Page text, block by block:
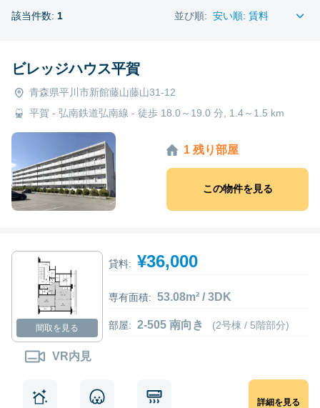
該当件数: 1 並び順:
ビレッジハウス平賀
青森県平川市新館藤山藤山31-12
平賀 - 弘南鉄道弘南線 - 徒歩 18.0～19.0 分, 1.4～1.5 km
1 残り部屋
この物件を見る
間取を見る
VR内見
貸料: ¥36,000
専有面積: 53.08m² / 3DK
部屋: 2-505 南向き (2号棟 / 5階部分)
詳細を見る